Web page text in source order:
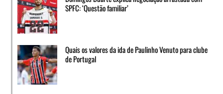
SPFC: ‘Questão familiar’
Quais os valores da ida de Paulinho Venuto para clube
de Portugal